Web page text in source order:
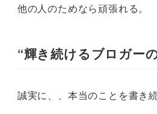
他の人のためなら頑張れる。
“輝き続けるブロガー
誠実に、、本当のことを書き